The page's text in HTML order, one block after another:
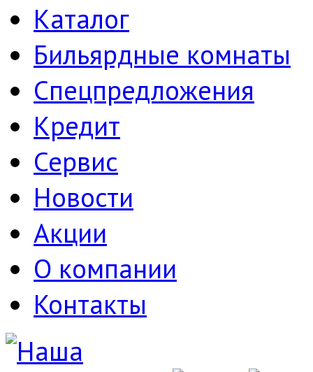
Каталог
Бильярдные комнаты
Спецпредложения
Кредит
Сервис
Новости
Акции
О компании
Контакты